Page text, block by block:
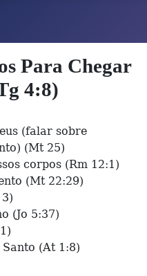
Para Chegar
4:8)
(falar sobre
(Mt 25)
corpos (Rm 12:1)
(Mt 22:29)
(Jo 5:37)
(At 1:8)